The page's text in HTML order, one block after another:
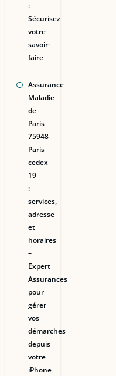
:
Sécurisez
votre
savoir-
faire
Assurance
Maladie
de
Paris
75948
Paris
cedex
19
:
services,
adresse
et
horaires
–
Expert
Assurances
pour
gérer
vos
démarches
depuis
votre
iPhone